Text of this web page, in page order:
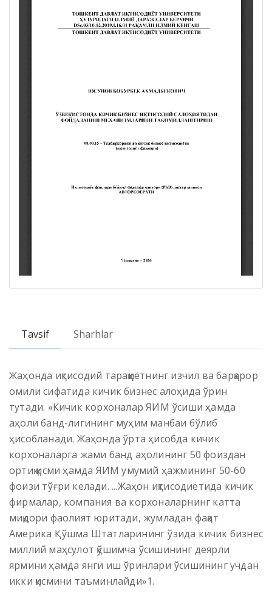
Tavsif Sharhlar
Жаҳонда иқтисодий тараққиётнинг изчил ва барқарор
омили сифатида кичик бизнес алоҳида ўрин
тутади. «Кичик корхоналар ЯИМ ўсиши ҳамда
аҳоли банд-лигининг муҳим манбаи бўлиб
ҳисобланади. Жаҳонда ўрта ҳисобда кичик
корхоналарга жами банд аҳолининг 50 фоиздан
ортиқ қисми ҳамда ЯИМ умумий ҳажмининг 50-60
фоизи тўғри келади. ...Жаҳон иқтисодиётида кичик
фирмалар, компания ва корхоналарнинг катта
миқдори фаолият юритади, жумладан фақат
Америка Қўшма Штатларининг ўзида кичик бизнес
миллий маҳсулот қўшимча ўсишининг деярли
ярмини ҳамда янги иш ўринлари ўсишининг учдан
икки қисмини таъминлайди»1.